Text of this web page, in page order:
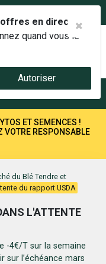
ET SEMENCES !
VOTRE RESPONSABLE
du Blé Tendre et
du rapport USDA
L'ATTENTE
-4€/T sur la semaine
sur l’échéance mars
en direct.
quand vous le
Autoriser